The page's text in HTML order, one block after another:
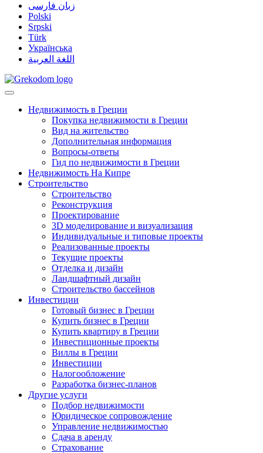
زبان فارسی
Polski
Srpski
Türk
Українська
اللغة العربية
Недвижимость в Греции
Покупка недвижимости в Греции
Вид на жительство
Дополнительная информация
Вопросы-ответы
Гид по недвижимости в Греции
Недвижимость На Кипре
Строительство
Строительство
Реконструкция
Проектирование
3D моделирование и визуализация
Индивидуальные и типовые проекты
Реализованные проекты
Текущие проекты
Отделка и дизайн
Ландшафтный дизайн
Строительство бассейнов
Инвестиции
Готовый бизнес в Греции
Купить бизнес в Греции
Купить квартиру в Греции
Инвестиционные проекты
Виллы в Греции
Инвестиции
Налогообложение
Разработка бизнес-планов
Другие услуги
Подбор недвижимости
Юридическое сопровождение
Управление недвижимостью
Сдача в аренду
Страхование